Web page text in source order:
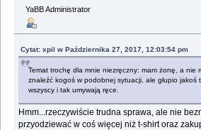
YaBB Administrator
Cytat: xpil w Października 27, 2017, 12:03:54 pm
Temat trochę dla mnie niezręczny: mam żonę, a nie
znaleźć kogoś w podobnej sytuacji, ale głupio jakoś
wszyscy i tak umywają ręce.
Hmm...rzeczywiście trudna sprawa, ale nie
przyodziewać w coś więcej niż t-shirt oraz